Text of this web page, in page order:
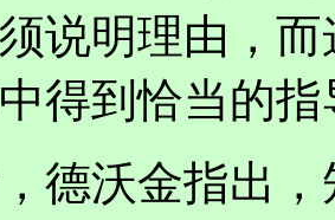
说明理由，
得到恰当的
沃金指出，